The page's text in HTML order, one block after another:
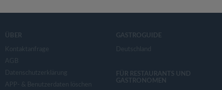
ÜBER
Kontaktanfrage
AGB
Datenschutzerklärung
APP- & Benutzerdaten löschen
GASTROGUIDE
Deutschland
FÜR RESTAURANTS UND
GASTRONOMEN